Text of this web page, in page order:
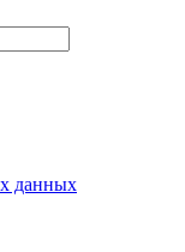
данных